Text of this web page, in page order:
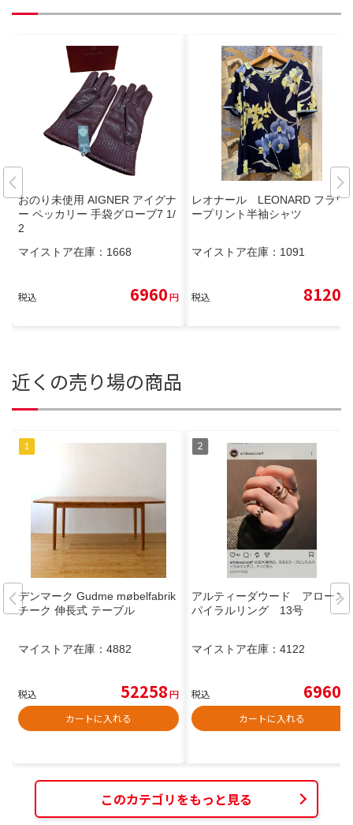
おのり未使用 AIGNER アイグナ
ー ペッカリー 手袋グローブ7 1/
2
マイストア在庫： 1668
税込 6960円
レオナール LEONARD フラワ
ープリント半袖シャツ
マイストア在庫： 1091
税込 8120
近くの売り場の商品
デンマーク Gudme møbelfabrik
チーク 伸長式 テーブル
マイストア在庫： 4882
税込 52258円
カートに入れる
アルティーダウード アロース
パイラルリング 13号
マイストア在庫： 4122
税込 6960
カートに入れる
このカテゴリをもっと見る